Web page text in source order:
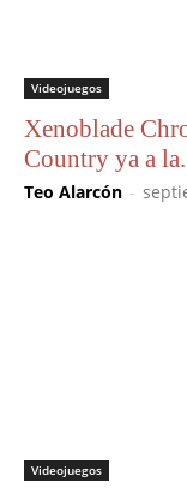
Videojuegos
Xenoblade
Country ya a
Teo Alarcón -
Videojuegos